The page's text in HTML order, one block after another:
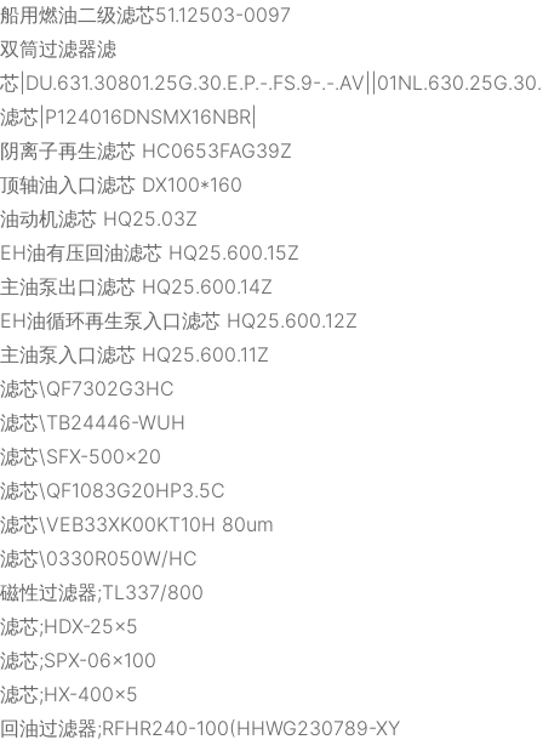
船用燃油二级滤芯51.12503-0097
双筒过滤器滤
芯|DU.631.30801.25G.30.E.P.-.FS.9-.-
滤芯|P124016DNSMX16NBR|
阴离子再生滤芯 HC0653FAG39Z
顶轴油入口滤芯 DX100*160
油动机滤芯 HQ25.03Z
EH油有压回油滤芯 HQ25.600.15Z
主油泵出口滤芯 HQ25.600.14Z
EH油循环再生泵入口滤芯 HQ25.600.12Z
主油泵入口滤芯 HQ25.600.11Z
滤芯\QF7302G3HC
滤芯\TB24446-WUH
滤芯\SFX-500×20
滤芯\QF1083G20HP3.5C
滤芯\VEB33XK00KT10H 80um
滤芯\0330R050W/HC
磁性过滤器;TL337/800
滤芯;HDX-25×5
滤芯;SPX-06×100
滤芯;HX-400×5
回油过滤器;RFHR240-100(HHWG230789-XY